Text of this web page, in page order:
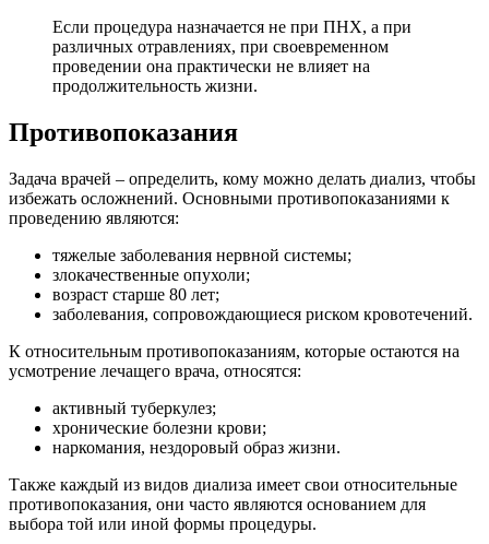
Если процедура назначается не при ПНХ, а при
различных отравлениях, при своевременном
проведении она практически не влияет на
продолжительность жизни.
Противопоказания
Задача врачей – определить, кому можно делать диализ, чтобы
избежать осложнений. Основными противопоказаниями к
проведению являются:
тяжелые заболевания нервной системы;
злокачественные опухоли;
возраст старше 80 лет;
заболевания, сопровождающиеся риском кровотечений.
К относительным противопоказаниям, которые остаются на
усмотрение лечащего врача, относятся:
активный туберкулез;
хронические болезни крови;
наркомания, нездоровый образ жизни.
Также каждый из видов диализа имеет свои относительные
противопоказания, они часто являются основанием для
выбора той или иной формы процедуры.